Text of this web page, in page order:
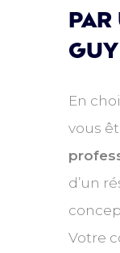
par
En
vous
d’un
Votre